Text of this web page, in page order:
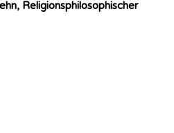
Religionsphilosophischer